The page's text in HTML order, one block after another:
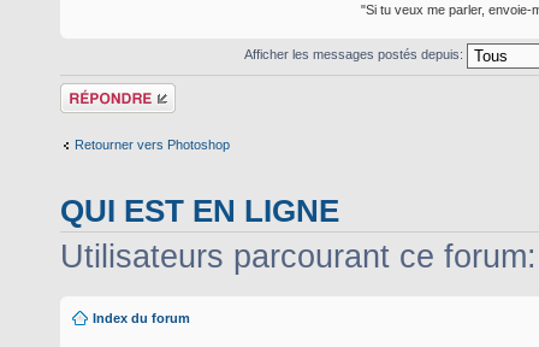
"Si tu veux me parler, envoie-
Afficher les messages postés depuis:
Répondre
Retourner vers Photoshop
QUI EST EN LIGNE
Utilisateurs parcourant ce
Index du forum